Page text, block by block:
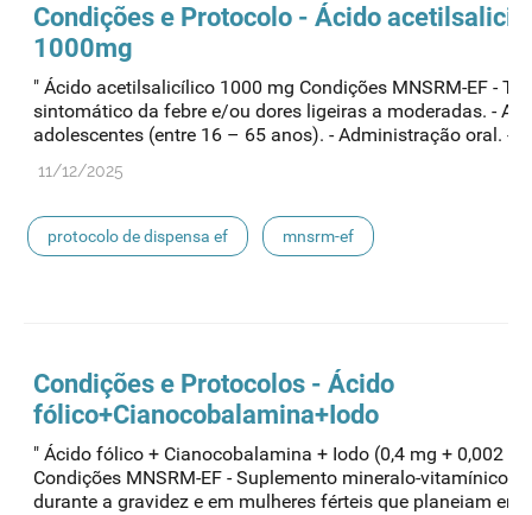
Condições e Protocolo - Ácido
1000mg
" Ácido acetilsalicílico 1000 mg Condições MNSRM-EF -
sintomático da febre e/ou dores ligeiras a moderadas. -
adolescentes (entre 16 – 65 anos). - Administração oral. -..."
11/12/2025
protocolo de dispensa ef mnsrm-ef
Condições e Protocolos - Ácido
fólico+Cianocobalamina+Iodo
" Ácido fólico + Cianocobalamina + Iodo (0,4 mg + 0,002
Condições MNSRM-EF - Suplemento mineralo-vitamínico
durante a gravidez e em mulheres férteis que planeiam